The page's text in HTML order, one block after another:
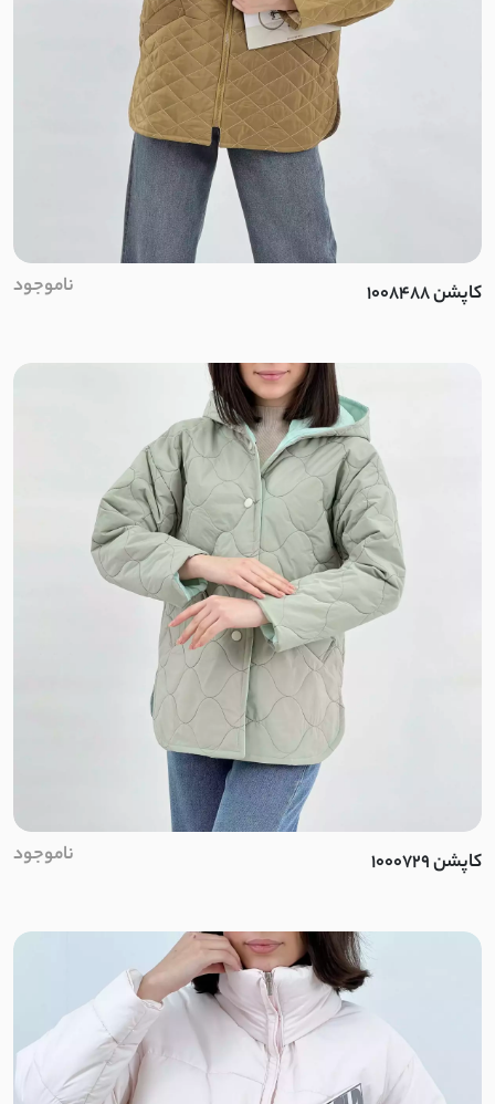
پنبه دورس تو کرک
لمه
شانتون
نخ و پنبه اسلپ
نایلون
الاستین
اسلپ
کاپشن 1008488 ناموجود
کاپشن 1000729 ناموجود